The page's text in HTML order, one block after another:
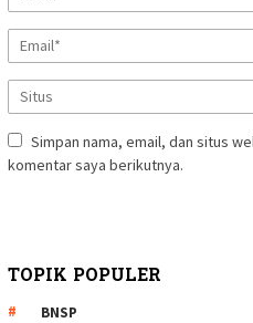
Simpan nama, email, dan situs
komentar saya berikutnya.
TOPIK POPULER
BNSP